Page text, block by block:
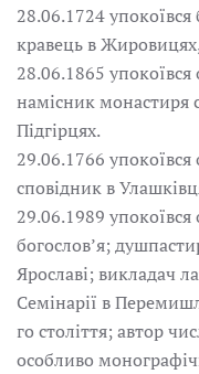
28.06.1724
кравець в
28.06.1865
намісник монастиря
Підгірцях.
29.06.1766
сповідник в
29.06.1989
богослов’я;
Ярославі; викладач
Семінарії в
го століття; автор
особливо